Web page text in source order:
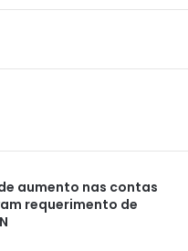
aumento nas contas
requerimento de